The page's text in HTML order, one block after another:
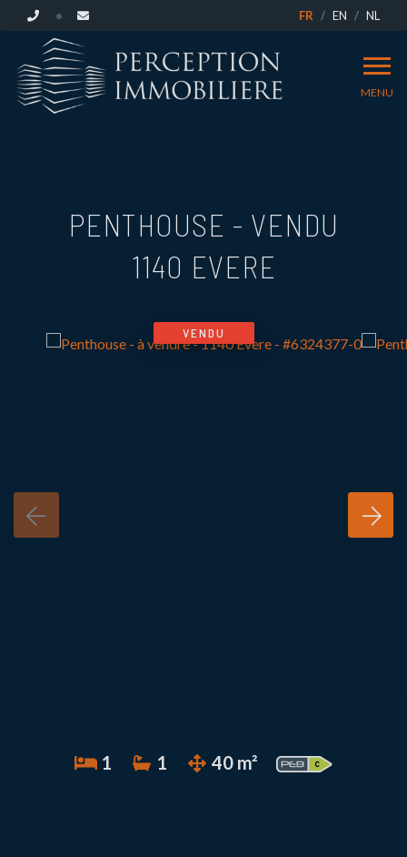
FR EN NL
MENU
PENTHOUSE - VENDU
1140 EVERE
VENDU
1 1 40 m²